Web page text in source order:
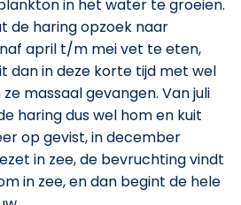
in het water te groeien.
de haring opzoek naar
april t/m mei vet te eten,
dan in deze korte tijd met wel
massaal gevangen. Van juli
haring dus wel hom en kuit
op gevist, in december
in zee, de bevruchting vindt
in zee, en dan begint de hele